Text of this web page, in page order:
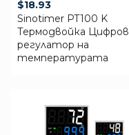
$18.93
Sinotimer PT100 K
Термодвойка Цифров
регулатор на
температурата